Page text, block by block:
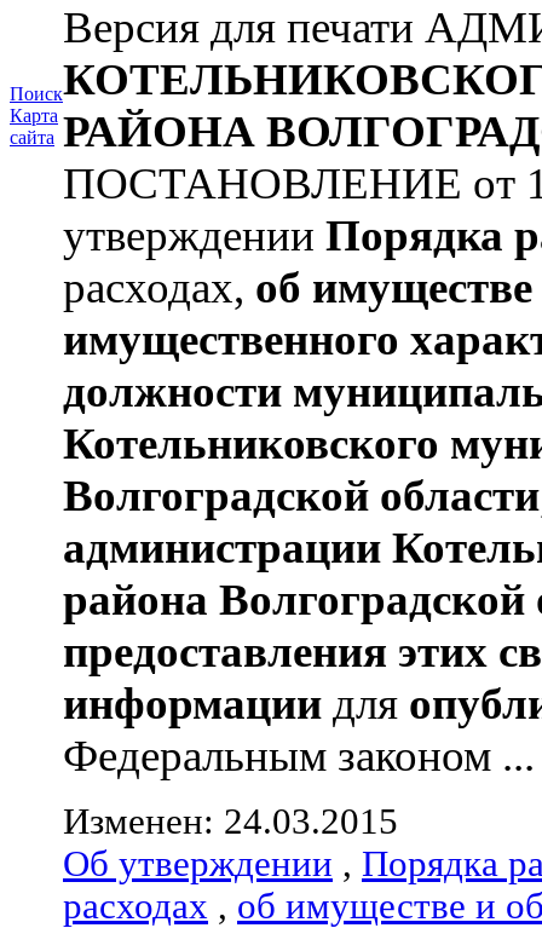
Поиск
Карта
сайта
Версия для печати
РАЙОНА
ПОСТАНОВЛЕНИЕ от
утверждении Порядка
расходах, об имуществе
имущественного
должности
Котельниковского
Волгоградской области
администрации
района Волгоградской
предоставления этих
информации для
Федеральным законом ...
Изменен: 24.03.2015
Об утверждении , Порядка
расходах , об имуществе и